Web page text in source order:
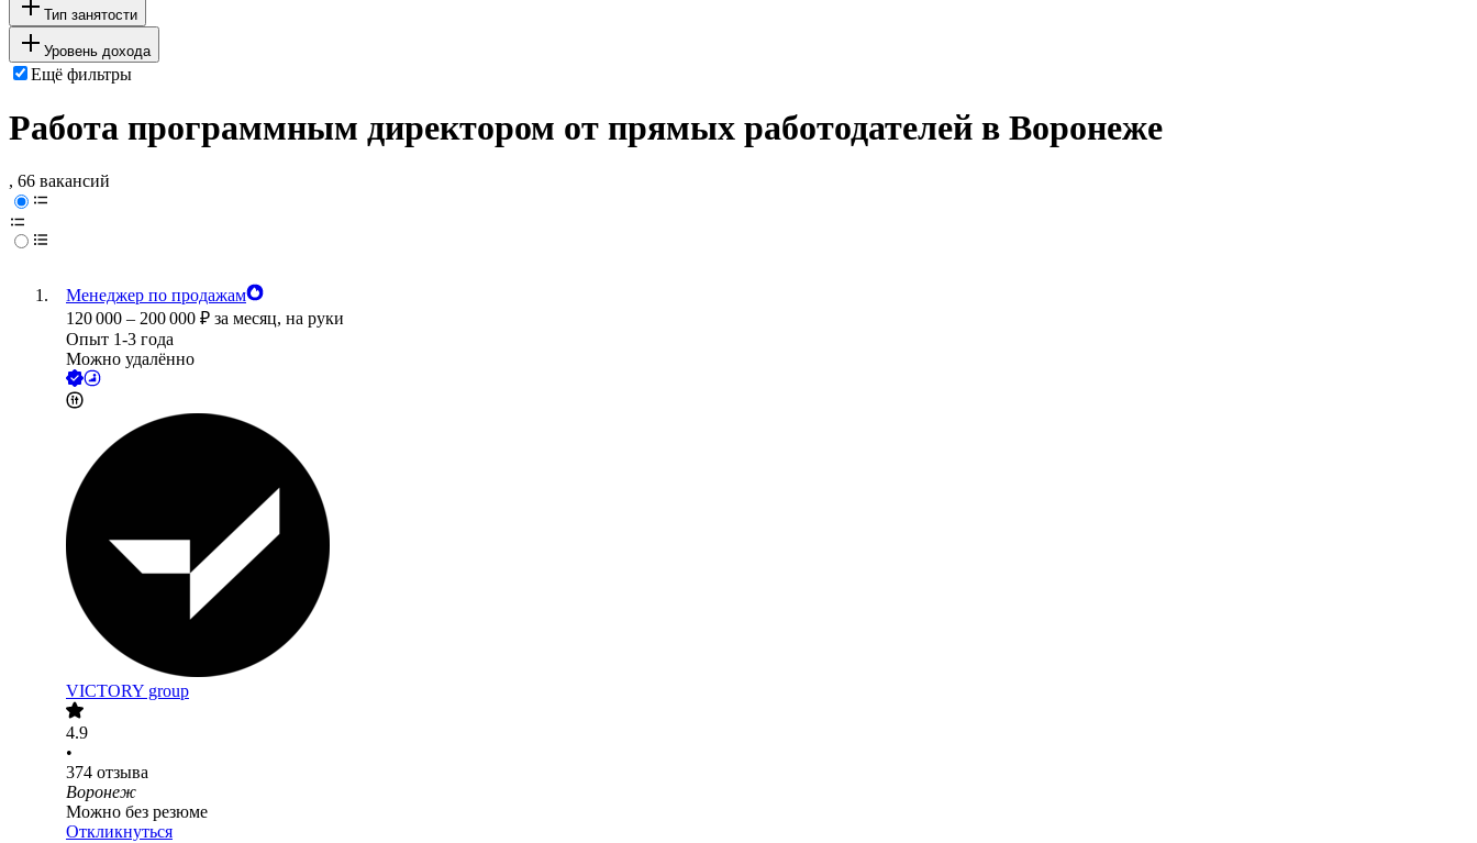
Тип занятости
Уровень дохода
Ещё фильтры
Работа программным директором от прямых работодателей в Воронеже
, 66 вакансий
Менеджер по продажам
120 000 – 200 000 ₽ за месяц, на руки
Опыт 1-3 года
Можно удалённо
VICTORY group
4.9
•
374 отзыва
Воронеж
Можно без резюме
Откликнуться